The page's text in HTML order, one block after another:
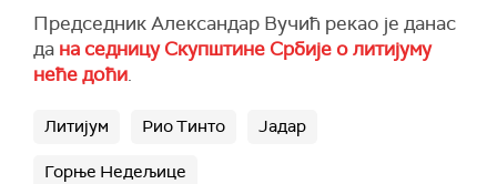
Председник Александар Вучић рекао је данас
да на седницу Скупштине Србије о литијуму
неће доћи.
Литијум Рио Тинто Јадар
Горње Недељице